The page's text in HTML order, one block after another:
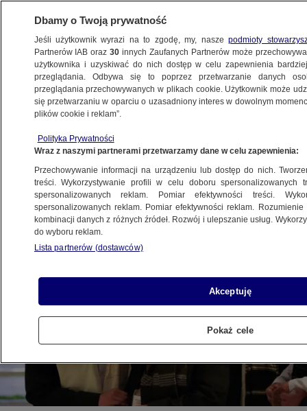
ŚWIAT
terrorystycznych
17.04.2025, 18:49
Udostępnij
Dbamy o Twoją prywatność
Jeśli użytkownik wyrazi na to zgodę, my, naszepodmioty
Partnerów IAB oraz30 innych Zaufanych Partnerów może
użytkownika i uzyskiwać do nich dostęp w celu zapewnienia
przeglądania. Odbywa się to poprzez przetwarzanie danych
przeglądania przechowywanych w plikach cookie. Użytkownik może
się przetwarzaniu w oparciu o uzasadniony interes w dowolnym
plików cookie i reklam”.
Polityka Prywatności
Wraz z naszymi partnerami przetwarzamy dane w celu zapewnienia:
Przechowywanie informacji na urządzeniu lub dostęp do nich.
treści. Wykorzystywanie profili w celu doboru spersonalizowanych
spersonalizowanych reklam. Pomiar efektywności treści.
spersonalizowanych reklam. Pomiar efektywności reklam.
kombinacji danych z różnych źródeł. Rozwój i ulepszanie usług.
do wyboru reklam.
Lista partnerów (dostawców)
Akceptuję
Pokaż cele